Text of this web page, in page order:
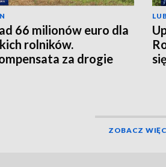
66 milionów euro dla
rolników.
za drogie
ZOBACZ